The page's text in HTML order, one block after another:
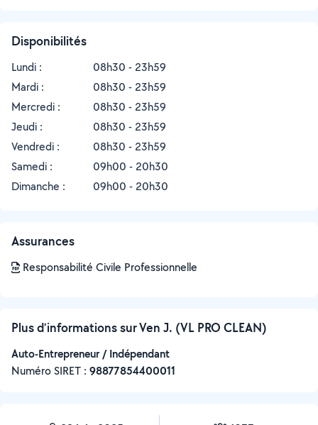
Disponibilités
Lundi :
08h30 - 23h59
Mardi :
08h30 - 23h59
Mercredi :
08h30 - 23h59
Jeudi :
08h30 - 23h59
Vendredi :
08h30 - 23h59
Samedi :
09h00 - 20h30
Dimanche :
09h00 - 20h30
Assurances
Responsabilité Civile Professionnelle
Plus d’informations sur Ven J. (VL PRO CLEAN)
Auto-Entrepreneur / Indépendant
Numéro SIRET : ‍98877854400011